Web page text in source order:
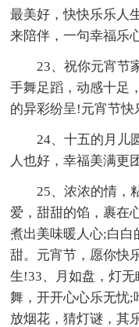
最美好，快快乐乐人
来陪伴，一句幸福乐
23、祝你元宵节
手舞足蹈，动感十足
的异彩纷呈!元宵节快
24、十五的月儿
人也好，幸福美满更
25、浓浓的情，
爱，甜甜的馅，裹在
煮出美味暖人心;白白
甜。元宵节，愿你快
生!33、月如盘，灯
舞，开开心心乐无忧;
放烟花，猜灯谜，其